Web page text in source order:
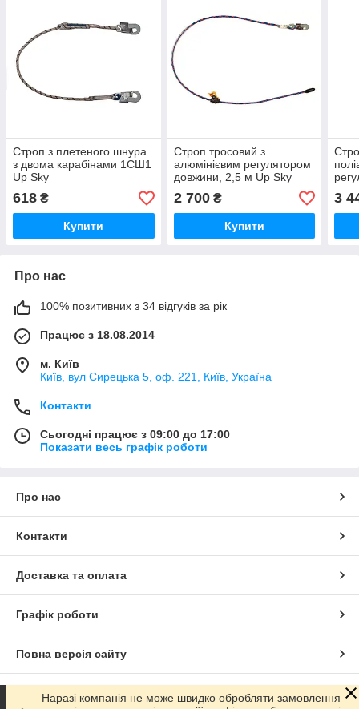
Строп з плетеного шнура
з двома карабінами 1CШ1
Up Sky
618 ₴
Купити
Строп тросовий з
алюмінієвим регулятором
довжини, 2,5 м Up Sky
2 700₴
Купити
3
Про нас
100% позитивних з 34 відгуків за рік
Працює з 18.08.2014
м. Київ
Київ, вул Сирецька 5, оф. 221, Київ, Україна
Контакти
Сьогодні працює з 09:00 до 17:00
Показати весь графік роботи
Про нас
Контакти
Доставка та оплата
Графік роботи
Повна версія сайту
Сайт створено на маркетплейсіProm.ua
Наразі компанія не може швидко обробляти замовлення